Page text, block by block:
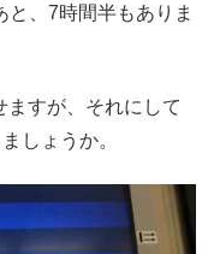
、7時間半もありま
すが、それにして
しょうか。